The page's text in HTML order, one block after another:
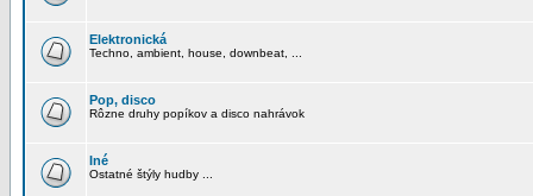
Elektronická
Techno, ambient, house, downbeat, ...
Pop, disco
Rôzne druhy popíkov a disco nahrávok
Iné
Ostatné štýly hudby ...